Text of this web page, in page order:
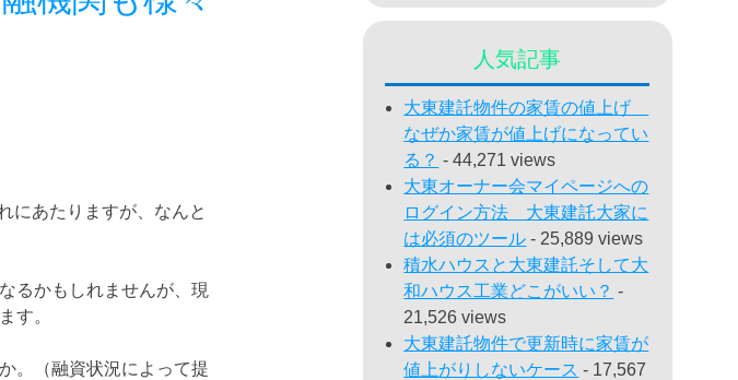
にあたりますが、なんと
るかもしれませんが、現
す。
。（融資状況によって提
人気記事
大東建託物件の家賃の値上げ
なぜか家賃が値上げになってい
る？ - 44,271 views
大東オーナー会マイページへの
ログイン方法 大東建託大家に
は必須のツール - 25,889 views
積水ハウスと大東建託そして大
和ハウス工業どこがいい？ -
21,526 views
大東建託物件で更新時に家賃が
値上がりしないケース - 17,567